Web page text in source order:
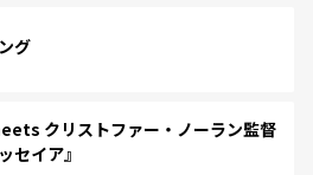
グ
クリストファー・ノーラン監督
セイア』